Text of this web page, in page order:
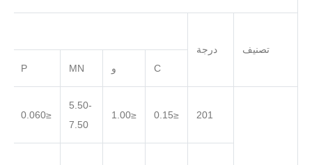
تصنيف
درجة
C
و MN
P
201
≤0.15
≤1.00
5.50-
7.50
≤0.060